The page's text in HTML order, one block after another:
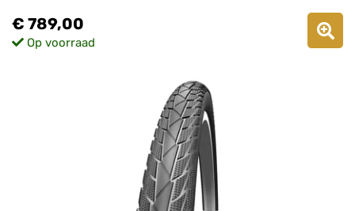
€ 789,00
Op voorraad